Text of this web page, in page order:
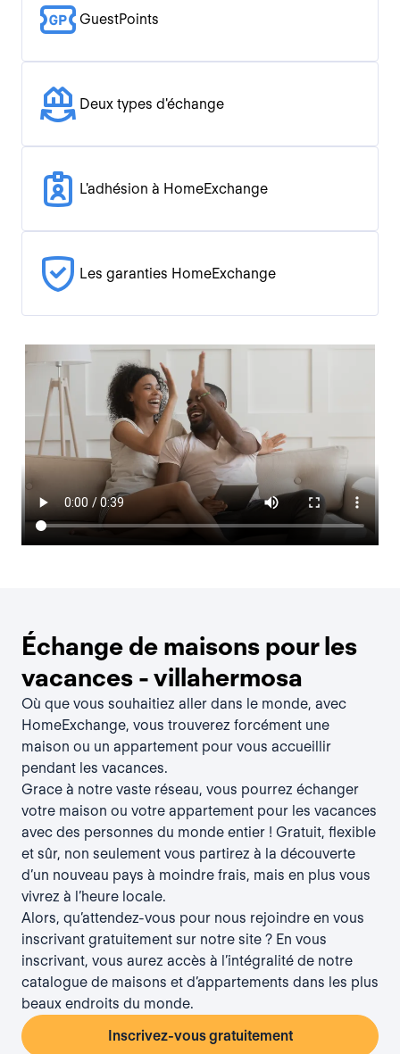
GuestPoints
Deux types d'échange
L'adhésion à HomeExchange
Les garanties HomeExchange
Échange de maisons pour les
vacances - villahermosa
Où que vous souhaitiez aller dans le monde, avec
HomeExchange, vous trouverez forcément une
maison ou un appartement pour vous accueillir
pendant les vacances.
Grace à notre vaste réseau, vous pourrez échanger
votre maison ou votre appartement pour les vacances
avec des personnes du monde entier ! Gratuit, flexible
et sûr, non seulement vous partirez à la découverte
d’un nouveau pays à moindre frais, mais en plus vous
vivrez à l’heure locale.
Alors, qu’attendez-vous pour nous rejoindre en vous
inscrivant gratuitement sur notre site ? En vous
inscrivant, vous aurez accès à l’intégralité de notre
catalogue de maisons et d’appartements dans les plus
beaux endroits du monde.
Inscrivez-vous gratuitement